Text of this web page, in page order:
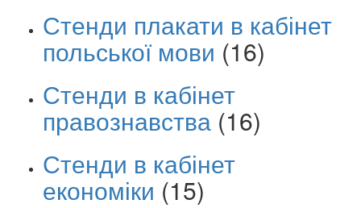
Стенди плакати в кабінет
польської мови (16)
Стенди в кабінет
правознавства (16)
Стенди в кабінет
економіки (15)